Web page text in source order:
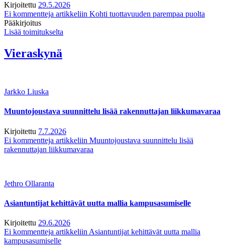
Kirjoitettu 29.5.2026
Ei kommentteja artikkeliin Kohti tuottavuuden parempaa puolta
Pääkirjoitus
Lisää toimitukselta
Vieraskynä
Jarkko Liuska
Muuntojoustava suunnittelu lisää rakennuttajan liikkumavaraa
Kirjoitettu 7.7.2026
Ei kommentteja artikkeliin Muuntojoustava suunnittelu lisää
rakennuttajan liikkumavaraa
Jethro Ollaranta
Asiantuntijat kehittävät uutta mallia kampusasumiselle
Kirjoitettu 29.6.2026
Ei kommentteja artikkeliin Asiantuntijat kehittävät uutta mallia
kampusasumiselle